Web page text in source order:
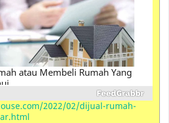
Kondotel , Hotel, Hostel ,
Resort, Guest House,
Serviced Apartements
2022/02/dijual-rumah-